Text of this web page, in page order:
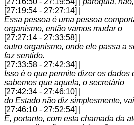
[27:19:54 - 27:27:14]
Essa pessoa é uma pessoa
organismo, então vamos mudar o
[27:27:14 - 27:33:58]
outro organismo, onde ele passa a
faz sentido.
[27:33:58 - 27:42:34]
Isso é o que permite dizer os dados
sabemos que aquela, o secretário
[27:42:34 - 27:46:10]
do Estado não diz simplesmente,
[27:46:10 - 27:52:54]
E, portanto, com esta chamada da